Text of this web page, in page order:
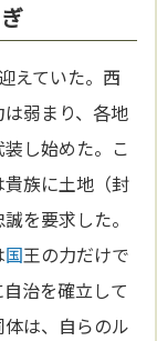
えていた。西
弱まり、各地
し始めた。こ
貴族に土地（封
を要求した。
国王の力だけで
治を確立して
体は、自らのル